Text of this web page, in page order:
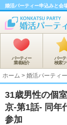
婚活パーティー申込みと会
パーティー
業者紹介
パーテ
検索ツ
ホーム > 婚活パーティ
31歳男性の個
京-第1話- 同年
参加